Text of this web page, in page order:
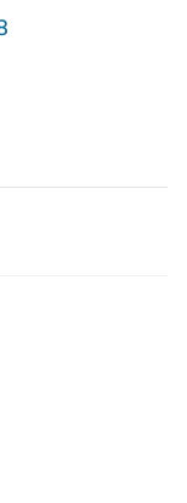
via X -
nieuwsbericht via
dit nieuwsbericht
dit